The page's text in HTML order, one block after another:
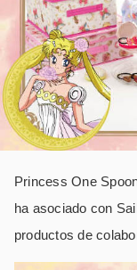
Princess One
ha asociado con
productos de